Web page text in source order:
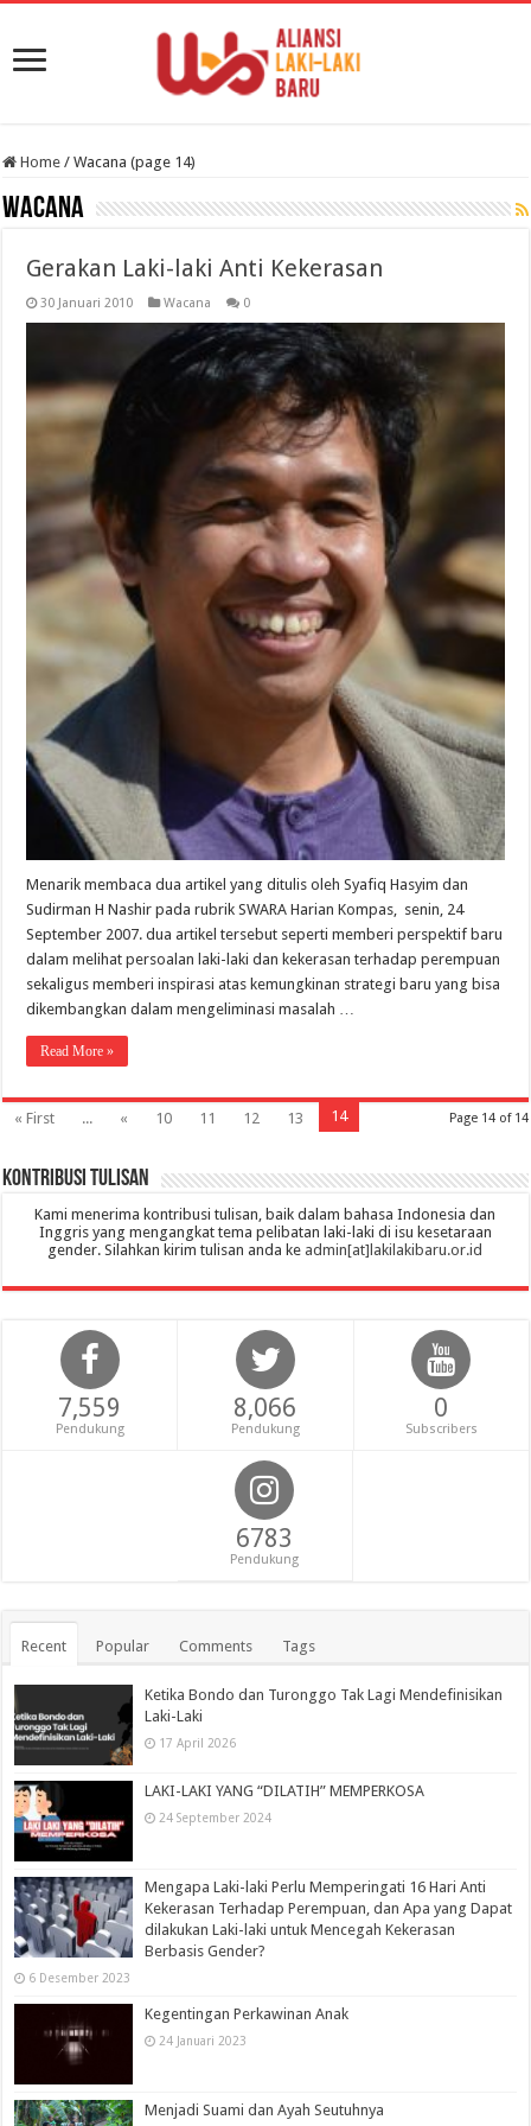
Home / Wacana (page 14)
Wacana
Gerakan Laki-laki Anti Kekerasan
30 Januari 2010 Wacana 0
Menarik membaca dua artikel yang ditulis oleh Syafiq Hasyim dan
Sudirman H Nashir pada rubrik SWARA Harian Kompas, senin, 24
September 2007. dua artikel tersebut seperti memberi perspektif baru
dalam melihat persoalan laki-laki dan kekerasan terhadap perempuan
sekaligus memberi inspirasi atas kemungkinan strategi baru yang bisa
dikembangkan dalam mengeliminasi masalah …
Read More »
Page 14 of 14
« First ... « 10 11 12 13 14
Kontribusi Tulisan
Kami menerima kontribusi tulisan, baik dalam bahasa Indonesia dan
Inggris yang mengangkat tema pelibatan laki-laki di isu kesetaraan
gender. Silahkan kirim tulisan anda ke admin[at]lakilakibaru.or.id
7,559
Pendukung
8,066
Pendukung
0
Subscribers
6783
Pendukung
Recent Popular Comments Tags
Ketika Bondo dan Turonggo Tak Lagi Mendefinisikan
Laki-Laki
17 April 2026
LAKI-LAKI YANG “DILATIH” MEMPERKOSA
24 September 2024
Mengapa Laki-laki Perlu Memperingati 16 Hari Anti
Kekerasan Terhadap Perempuan, dan Apa yang Dapat
dilakukan Laki-laki untuk Mencegah Kekerasan
Berbasis Gender?
6 Desember 2023
Kegentingan Perkawinan Anak
24 Januari 2023
Menjadi Suami dan Ayah Seutuhnya